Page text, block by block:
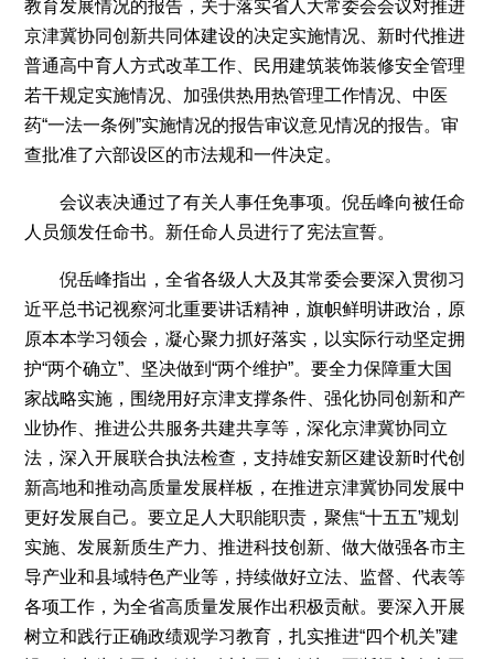
教育发展情况的报告，关于落实省人大常委会会议对推进
京津冀协同创新共同体建设的决定实施情况、新时代推进
普通高中育人方式改革工作、民用建筑装饰装修安全管理
若干规定实施情况、加强供热用热管理工作情况、中医
药“一法一条例”实施情况的报告审议意见情况的报告。审
查批准了六部设区的市法规和一件决定。
会议表决通过了有关人事任免事项。倪岳峰向被任命
人员颁发任命书。新任命人员进行了宪法宣誓。
倪岳峰指出，全省各级人大及其常委会要深入贯彻习
近平总书记视察河北重要讲话精神，旗帜鲜明讲政治，原
原本本学习领会，凝心聚力抓好落实，以实际行动坚定拥
护“两个确立”、坚决做到“两个维护”。要全力保障重大国
家战略实施，围绕用好京津支撑条件、强化协同创新和产
业协作、推进公共服务共建共享等，深化京津冀协同立
法，深入开展联合执法检查，支持雄安新区建设新时代创
新高地和推动高质量发展样板，在推进京津冀协同发展中
更好发展自己。要立足人大职能职责，聚焦“十五五”规划
实施、发展新质生产力、推进科技创新、做大做强各市主
导产业和县域特色产业等，持续做好立法、监督、代表等
各项工作，为全省高质量发展作出积极贡献。要深入开展
树立和践行正确政绩观学习教育，扎实推进“四个机关”建